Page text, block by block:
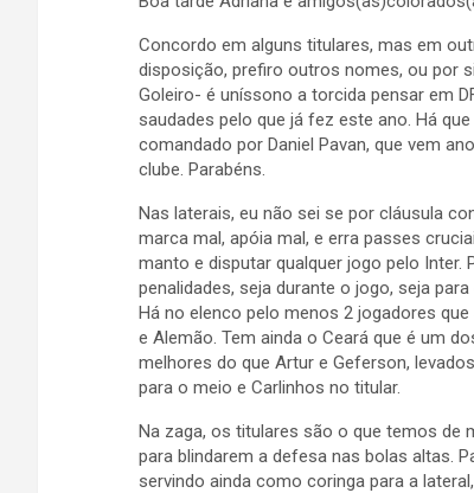
Concordo em alguns titulares, mas em
disposição, prefiro outros nomes, ou por
Goleiro- é uníssono a torcida pensar em
saudades pelo que já fez este ano. Há
comandado por Daniel Pavan, que vem
clube. Parabéns.
Nas laterais, eu não sei se por cláusula
marca mal, apóia mal, e erra passes
manto e disputar qualquer jogo pelo Inter.
penalidades, seja durante o jogo, seja
Há no elenco pelo menos 2 jogadores
e Alemão. Tem ainda o Ceará que é um
melhores do que Artur e Geferson,
para o meio e Carlinhos no titular.
Na zaga, os titulares são o que temos de
para blindarem a defesa nas bolas altas.
servindo ainda como coringa para a